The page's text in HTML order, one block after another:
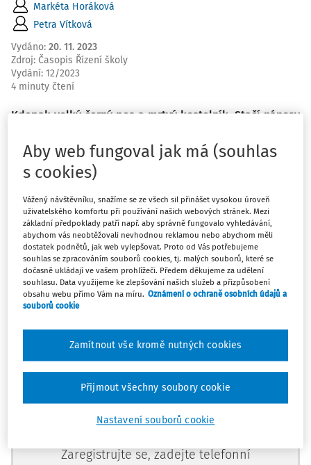
Markéta Horáková
Petra Vítková
Vydáno: 20. 11. 2023
Zdroj: Časopis Řízení školy
Vydání: 12/2023
4 minuty čtení
Kdepak velký černý pes a mrtvý kostelník. Stačí nánosy
z dob minulého režimu nebo časů císaře pána,
počínající plíseň a věci, které tam ani nemají co dělat. A
co je horší, teď jste ji dostali na starost vy, a aby toho
nebylo málo, v poště vám přistál dopis z okresního
archivu, protože jste dlouhou dobu neskartovali nebo
ještě vlastně vůbec.
Máte předplatné? Přihlaste se.
Tento dokument je jen pro
předplatitele.
Zaregistrujte se, zadejte telefonní
Aby web fungoval jak má (souhlas
s cookies)
Vážený návštěvníku, snažíme se ze všech sil přinášet vysokou úroveň
uživatelského komfortu při používání našich webových stránek. Mezi
základní předpoklady patří např. aby správně fungovalo vyhledávání,
abychom vás neobtěžovali nevhodnou reklamou nebo abychom měli
dostatek podnětů, jak web vylepšovat. Proto od Vás potřebujeme
souhlas se zpracováním souborů cookies, tj. malých souborů, které se
dočasně ukládají ve vašem prohlížeči. Předem děkujeme za udělení
souhlasu. Data využijeme ke zlepšování našich služeb a přizpůsobení
obsahu webu přímo Vám na míru. Oznámení o ochraně osobních údajů a
souborů cookie
Nastavení souborů cookie
Zamítnout vše kromě nutných cookies
Přijmout všechny soubory cookie